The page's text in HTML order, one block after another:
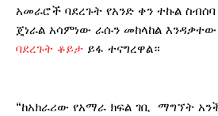
አመራሮች ባደረጉት የአንድ ቀን ተኩል
ጄነራል አሳምነው ራሱን መከላከል
ባደረጉት ቆይታ ይፋ ተናግረዋል።
“ከአክራሪው የአማራ ክፍል ገቢ ማግኘት